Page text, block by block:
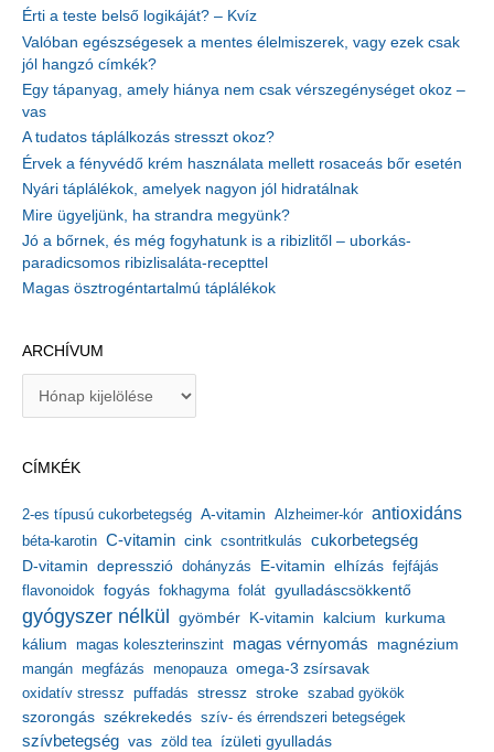
Érti a teste belső logikáját? – Kvíz
Valóban egészségesek a mentes élelmiszerek, vagy ezek csak
jól hangzó címkék?
Egy tápanyag, amely hiánya nem csak vérszegénységet okoz –
vas
A tudatos táplálkozás stresszt okoz?
Érvek a fényvédő krém használata mellett rosaceás bőr esetén
Nyári táplálékok, amelyek nagyon jól hidratálnak
Mire ügyeljünk, ha strandra megyünk?
Jó a bőrnek, és még fogyhatunk is a ribizlitől – uborkás-
paradicsomos ribizlisaláta-recepttel
Magas ösztrogéntartalmú táplálékok
ARCHÍVUM
í
u
m
CÍMKÉK
2-es típusú cukorbetegség A-vitamin Alzheimer-kór antioxidáns
béta-karotin C-vitamin cink csontritkulás cukorbetegség
D-vitamin depresszió dohányzás E-vitamin elhízás fejfájás
flavonoidok fogyás fokhagyma folát gyulladáscsökkentő
gyógyszer nélkül gyömbér K-vitamin kalcium kurkuma
kálium magas koleszterinszint magas vérnyomás magnézium
mangán megfázás menopauza omega-3 zsírsavak
oxidatív stressz puffadás stressz stroke szabad gyökök
szorongás székrekedés szív- és érrendszeri betegségek
szívbetegség vas zöld tea ízületi gyulladás